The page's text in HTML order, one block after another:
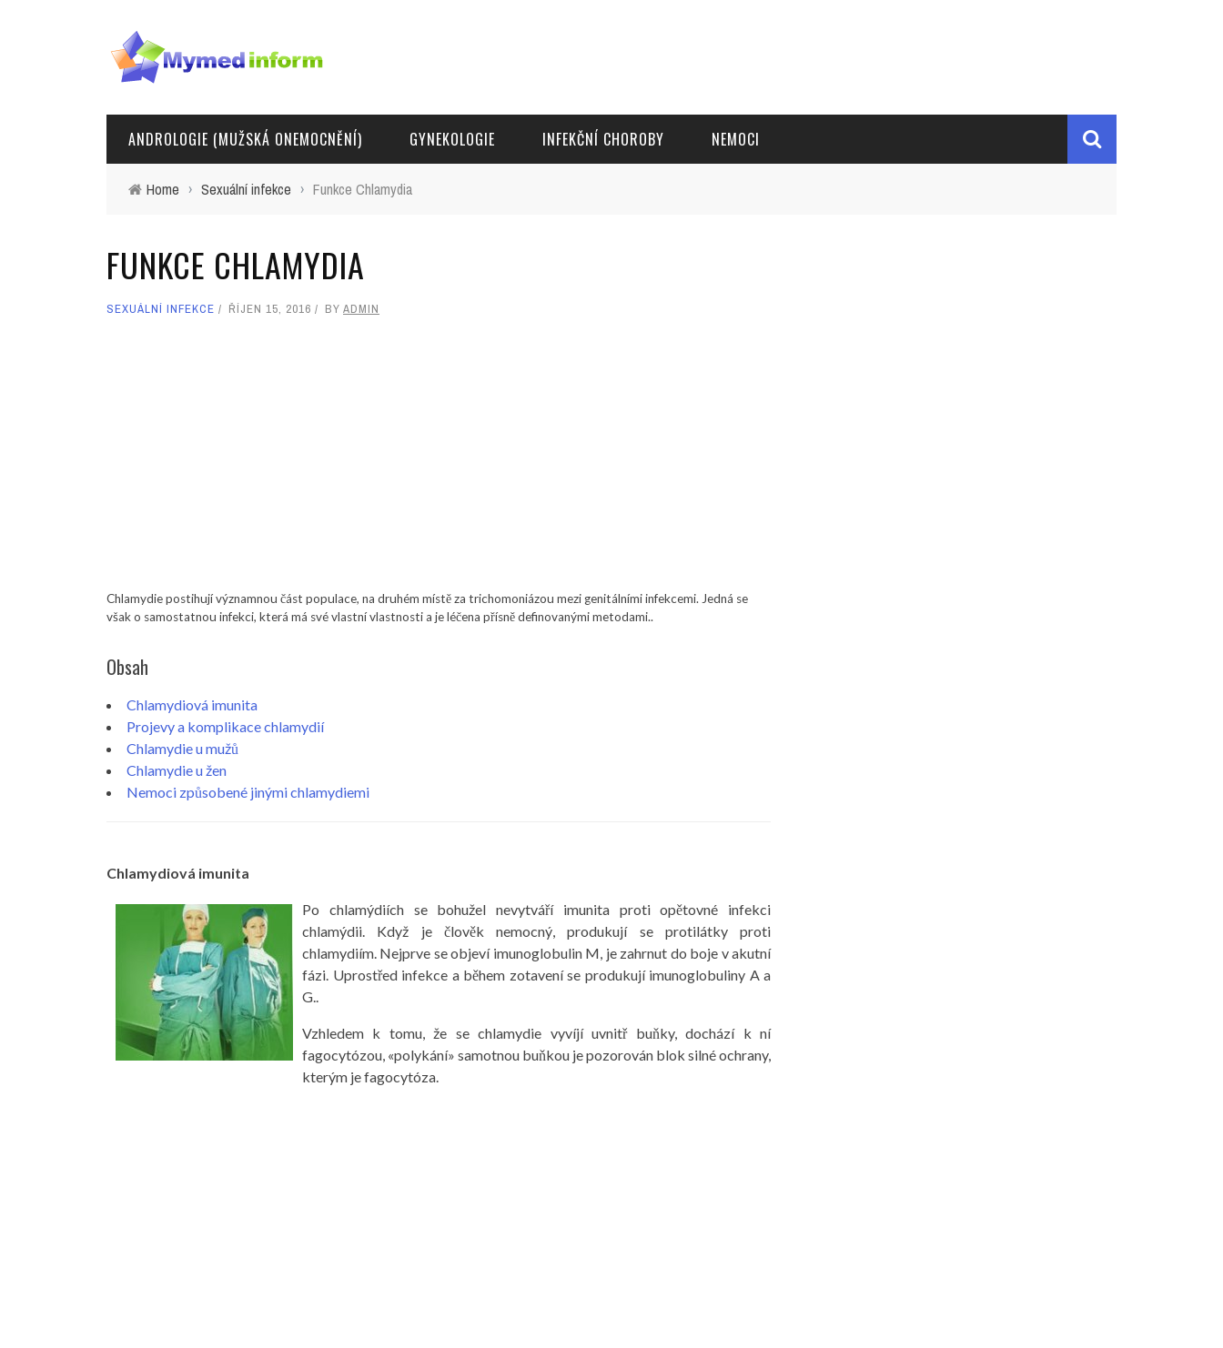
ANDROLOGIE (MUŽSKÁ ONEMOCNĚNÍ) GYNEKOLOGIE INFEKČNÍ CHOROBY NEMOCI
Home › Sexuální infekce › Funkce Chlamydia
FUNKCE CHLAMYDIA
SEXUÁLNÍ INFEKCE ŘÍJEN 15, 2016 BY ADMIN
Chlamydie postihují významnou část populace, na druhém místě za trichomoniázou mezi genitálními infekcemi. Jedná se
však o samostatnou infekci, která má své vlastní vlastnosti a je léčena přísně definovanými metodami..
Obsah
Chlamydiová imunita
Projevy a komplikace chlamydií
Chlamydie u mužů
Chlamydie u žen
Nemoci způsobené jinými chlamydiemi
Chlamydiová imunita
Po chlamýdiích se bohužel nevytváří imunita proti opětovné infekci
chlamýdii. Když je člověk nemocný, produkují se protilátky proti
chlamydiím. Nejprve se objeví imunoglobulin M, je zahrnut do boje v akutní
fázi. Uprostřed infekce a během zotavení se produkují imunoglobuliny A a
G..
Vzhledem k tomu, že se chlamydie vyvíjí uvnitř buňky, dochází k ní
fagocytózou, «polykání» samotnou buňkou je pozorován blok silné ochrany,
kterým je fagocytóza.